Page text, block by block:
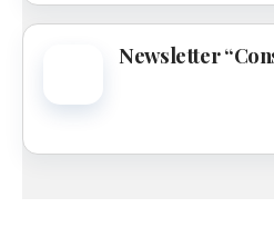
Newsletter